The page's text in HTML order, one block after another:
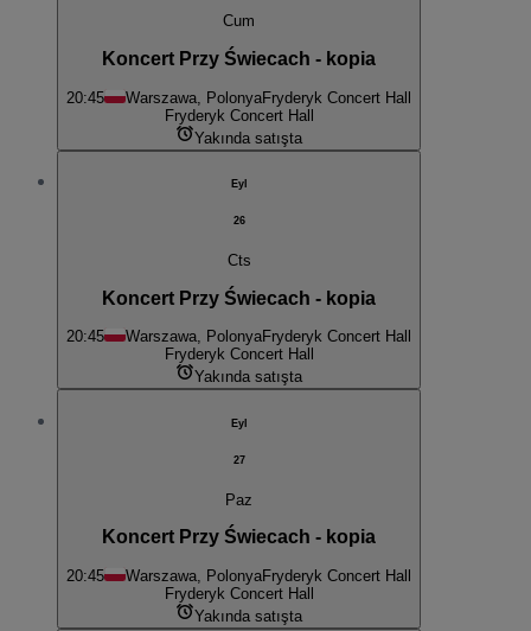
Cum
Koncert Przy Świecach - kopia
20:45 Warszawa, PolonyaFryderyk Concert Hall
Fryderyk Concert Hall
Yakında satışta
Eyl
26
Cts
Koncert Przy Świecach - kopia
20:45 Warszawa, PolonyaFryderyk Concert Hall
Fryderyk Concert Hall
Yakında satışta
Eyl
27
Paz
Koncert Przy Świecach - kopia
20:45 Warszawa, PolonyaFryderyk Concert Hall
Fryderyk Concert Hall
Yakında satışta